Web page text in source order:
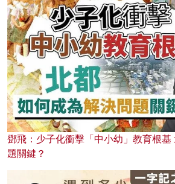
鄧飛：少子化衝擊「中小幼」教育根基
題關鍵？